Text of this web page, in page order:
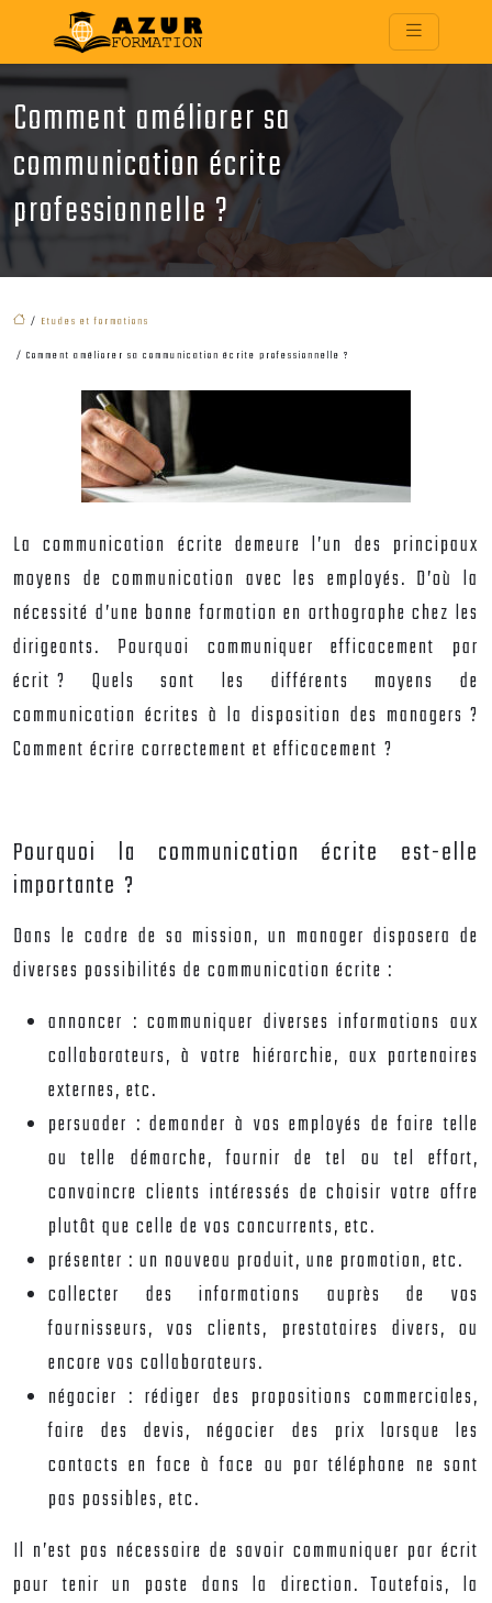
Comment améliorer sa
communication écrite
professionnelle ?
/ Etudes et formations
/ Comment améliorer sa communication écrite professionnelle ?
La communication écrite demeure l’un des principaux
moyens de communication avec les employés. D’où la
nécessité d’une bonneformation en orthographe chez les
dirigeants. Pourquoi communiquer efficacement par
écrit ? Quels sont les différents moyens de
communication écrites à la disposition des managers ?
Comment écrire correctement et efficacement ?
Pourquoi la communication écrite est-elle
importante ?
Dans le cadre de sa mission, un manager disposera de
diverses possibilités de communication écrite :
annoncer : communiquer diverses informations aux
collaborateurs, à votre hiérarchie, aux partenaires
externes, etc.
persuader : demander à vos employés de faire telle
ou telle démarche, fournir de tel ou tel effort,
convaincre clients intéressés de choisir votre offre
plutôt que celle de vos concurrents, etc.
présenter : un nouveau produit, une promotion, etc.
collecter des informations auprès de vos
fournisseurs, vos clients, prestataires divers, ou
encore vos collaborateurs.
négocier : rédiger des propositions commerciales,
faire des devis, négocier des prix lorsque les
contacts en face à face ou par téléphone ne sont
pas possibles, etc.
Il n’est pas nécessaire de savoir communiquer par écrit
pour tenir un poste dans la direction. Toutefois, la